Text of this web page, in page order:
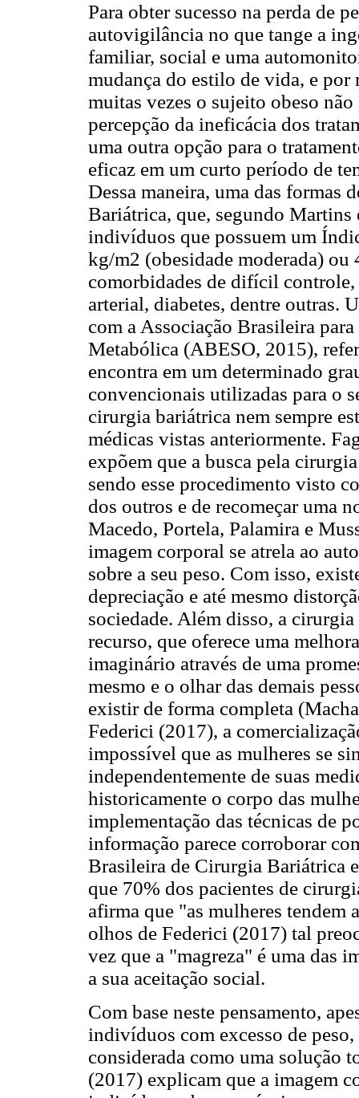
Para obter sucesso na perda de
autovigilância no que tange a
familiar, social e uma
mudança do estilo de vida, e por
muitas vezes o sujeito obeso
percepção da ineficácia dos
uma outra opção para o
eficaz em um curto período de
Dessa maneira, uma das formas
Bariátrica, que, segundo
indivíduos que possuem um
kg/m2 (obesidade moderada) ou
comorbidades de difícil
arterial, diabetes, dentre outras.
com a Associação Brasileira
Metabólica (ABESO, 2015),
encontra em um determinado
convencionais utilizadas para o
cirurgia bariátrica nem sempre
médicas vistas anteriormente.
expõem que a busca pela
sendo esse procedimento visto
dos outros e de recomeçar uma
Macedo, Portela, Palamira e
imagem corporal se atrela ao
sobre a seu peso. Com isso,
depreciação e até mesmo
sociedade. Além disso, a
recurso, que oferece uma
imaginário através de uma
mesmo e o olhar das demais
existir de forma completa
Federici (2017), a
impossível que as mulheres se
independentemente de suas
historicamente o corpo das
implementação das técnicas de
informação parece corroborar
Brasileira de Cirurgia Bariátrica
que 70% dos pacientes de
afirma que "as mulheres tendem
olhos de Federici (2017) tal
vez que a "magreza" é uma das
a sua aceitação social.
Com base neste pensamento,
indivíduos com excesso de
considerada como uma solução
(2017) explicam que a imagem